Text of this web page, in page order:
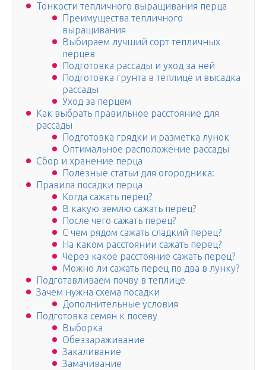
Тонкости тепличного выращивания перца
Преимущества тепличного
выращивания
Выбираем лучший сорт тепличных
перцев
Подготовка рассады и уход за ней
Подготовка грунта в теплице и высадка
рассады
Уход за перцем
Как выбрать правильное расстояние для
рассады
Подготовка грядки и разметка лунок
Оптимальное расположение рассады
Сбор и хранение перца
Полезные статьи для огородника:
Правила посадки перца
Когда сажать перец?
В какую землю сажать перец?
После чего сажать перец?
С чем рядом сажать сладкий перец?
На каком расстоянии сажать перец?
Через какое расстояние сажать перец?
Можно ли сажать перец по два в лунку?
Подготавливаем почву в теплице
Зачем нужна схема посадки
Дополнительные условия
Подготовка семян к посеву
Выборка
Обеззараживание
Закаливание
Замачивание